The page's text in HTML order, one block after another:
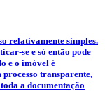
relativamente simples.
se e só então pode
e o imóvel é
transparente,
a documentação